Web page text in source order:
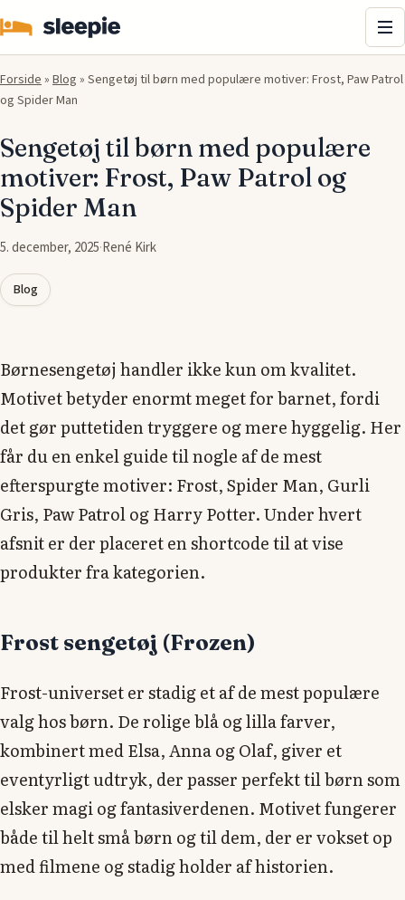
Forside» Blog » Sengetøj til børn med populære motiver: Frost, Paw Patrol
og Spider Man
Sengetøj til børn med populære
motiver: Frost, Paw Patrol og
Spider Man
5. december, 2025·René Kirk
Blog
Børnesengetøj handler ikke kun om kvalitet.
Motivet betyder enormt meget for barnet, fordi
det gør puttetiden tryggere og mere hyggelig. Her
får du en enkel guide til nogle af de mest
efterspurgte motiver: Frost, Spider Man, Gurli
Gris, Paw Patrol og Harry Potter. Under hvert
afsnit er der placeret en shortcode til at vise
produkter fra kategorien.
Frost sengetøj (Frozen)
Frost-universet er stadig et af de mest populære
valg hos børn. De rolige blå og lilla farver,
kombinert med Elsa, Anna og Olaf, giver et
eventyrligt udtryk, der passer perfekt til børn som
elsker magi og fantasiverdenen. Motivet fungerer
både til helt små børn og til dem, der er vokset op
med filmene og stadig holder af historien.